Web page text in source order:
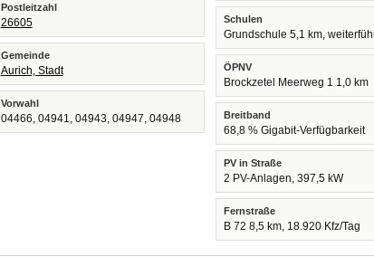
Postleitzahl
26605
Gemeinde
Aurich, Stadt
Vorwahl
04466, 04941, 04943, 04947, 04948
Schulen
Grundschule 5,1 km,
ÖPNV
Brockzetel Meerweg 1 1,0 km
Breitband
68,8 % Gigabit-Verfügbarkeit
PV in Straße
2 PV-Anlagen, 397,5 kW
Fernstraße
B 72 8,5 km, 18.920 Kfz/Tag